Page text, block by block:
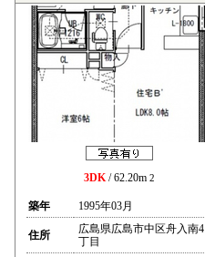
3DK/ 62.20m 2
築年 1995年03月
住所
広島県広島市中区舟入南4
丁目